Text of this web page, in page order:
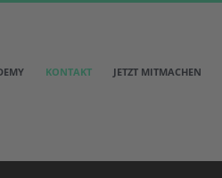
KONTAKT JETZT MITMACHEN